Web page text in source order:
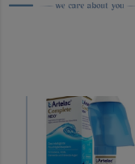
Categorias